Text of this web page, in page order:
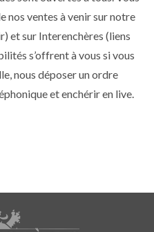
nos ventes à venir sur notre
et sur Interenchères (liens
s’offrent à vous si vous
nous déposer un ordre
et enchérir en live.